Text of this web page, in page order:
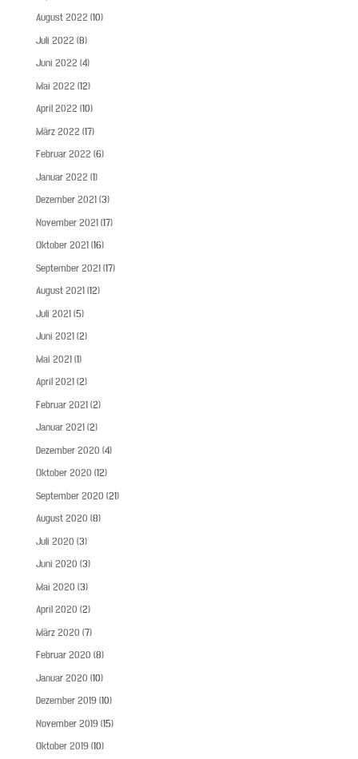
August 2022 (10)
Juli 2022 (8)
Juni 2022 (4)
Mai 2022 (12)
April 2022 (10)
März 2022 (17)
Februar 2022 (6)
Januar 2022 (1)
Dezember 2021(3)
November 2021(17)
Oktober 2021(16)
September 2021(17)
August 2021(12)
Juli 2021(5)
Juni 2021(2)
Mai 2021(1)
April 2021(2)
Februar 2021(2)
Januar 2021(2)
Dezember 2020 (4)
Oktober 2020 (12)
September 2020 (21)
August 2020 (8)
Juli 2020 (3)
Juni 2020 (3)
Mai 2020 (3)
April 2020 (2)
März 2020 (7)
Februar 2020 (8)
Januar 2020 (10)
Dezember 2019(10)
November 2019(15)
Oktober 2019(10)